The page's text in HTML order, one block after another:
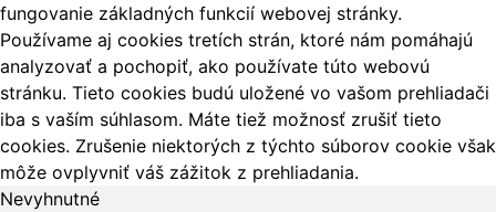
fungovanie základných funkcií webovej stránky.
Používame aj cookies tretích strán, ktoré nám pomáhajú
analyzovať a pochopiť, ako používate túto webovú
stránku. Tieto cookies budú uložené vo vašom prehliadači
iba s vaším súhlasom. Máte tiež možnosť zrušiť tieto
cookies. Zrušenie niektorých z týchto súborov cookie však
môže ovplyvniť váš zážitok z prehliadania.
Nevyhnutné